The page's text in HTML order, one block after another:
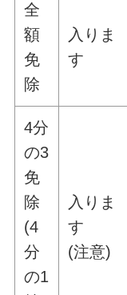
全
額
免
除
入りま
す
4分
の3
免
除
(4
分
の1
入りま
す
(注意)